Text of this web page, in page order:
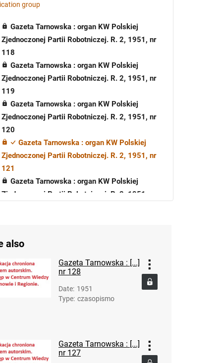
group
Gazeta Tarnowska : organ KW Polskiej
Zjednoczonej Partii Robotniczej. R. 2, 1951, nr
118
Gazeta Tarnowska : organ KW Polskiej
Zjednoczonej Partii Robotniczej. R. 2, 1951, nr
119
Gazeta Tarnowska : organ KW Polskiej
Zjednoczonej Partii Robotniczej. R. 2, 1951, nr
120
Gazeta Tarnowska : organ KW Polskiej
Zjednoczonej Partii Robotniczej. R. 2, 1951, nr
121
Gazeta Tarnowska : organ KW Polskiej
Zjednoczonej Partii Robotniczej. R. 2, 1951, nr
123
Gazeta Tarnowska : organ KW Polskiej
Zjednoczonej Partii Robotniczej. R. 2, 1951, nr
124
Gazeta Tarnowska : organ KW Polskiej
Zjednoczonej Partii Robotniczej. R. 2, 1951, nr
also
Gazeta Tarnowska : [...]
nr 128
Date: 1951
Type: czasopismo
Gazeta Tarnowska : [...]
nr 127